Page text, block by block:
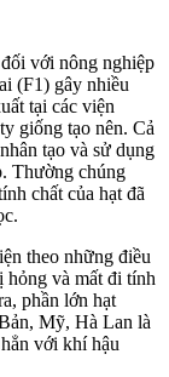
với nông nghiệp
(F1) gây nhiều
tại các viện
giống tạo nên. Cả
tạo và sử dụng
Thường chúng
chất của hạt đã
theo những điều
hỏng và mất đi tính
phần lớn hạt
Mỹ, Hà Lan là
với khí hậu